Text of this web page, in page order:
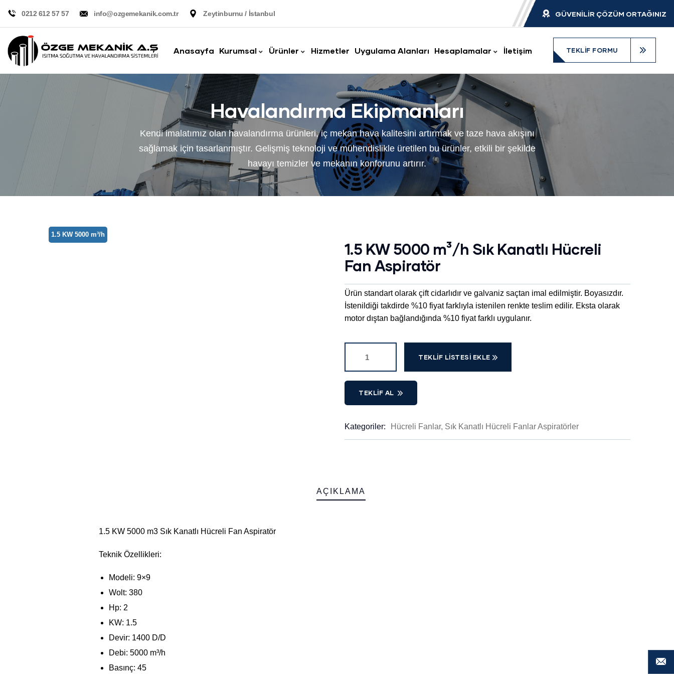
0212 612 57 57 info@ozgemekanik.com.tr Zeytinburnu / İstanbul GÜVENİLİR ÇÖZÜM ORTAĞINIZ
Anasayfa Kurumsal Ürünler Hizmetler Uygulama Alanları Hesaplamalar İletişim TEKLIF FORMU
Havalandırma Ekipmanları
Kendi imalatımız olan havalandırma ürünleri, iç mekan hava kalitesini artırmak ve taze hava akışını
sağlamak için tasarlanmıştır. Gelişmiş teknoloji ve mühendislikle üretilen bu ürünler, etkili bir şekilde
havayı temizler ve mekanın konforunu artırır.
1.5 KW 5000 m³/h
1.5 KW 5000 m³/h Sık Kanatlı Hücreli
Fan Aspiratör
Ürün standart olarak çift cidarlıdır ve galvaniz saçtan imal edilmiştir. Boyasızdır.
İstenildiği takdirde %10 fiyat farklıyla istenilen renkte teslim edilir. Eksta olarak
motor dıştan bağlandığında %10 fiyat farklı uygulanır.
TEKLIF LISTESI EKLE
TEKLIF AL
Kategoriler: Hücreli Fanlar, Sık Kanatlı Hücreli Fanlar Aspiratörler
AÇIKLAMA
1.5 KW 5000 m3 Sık Kanatlı Hücreli Fan Aspiratör
Teknik Özellikleri:
Modeli: 9×9
Wolt: 380
Hp: 2
KW: 1.5
Devir: 1400 D/D
Debi: 5000 m³/h
Basınç: 45